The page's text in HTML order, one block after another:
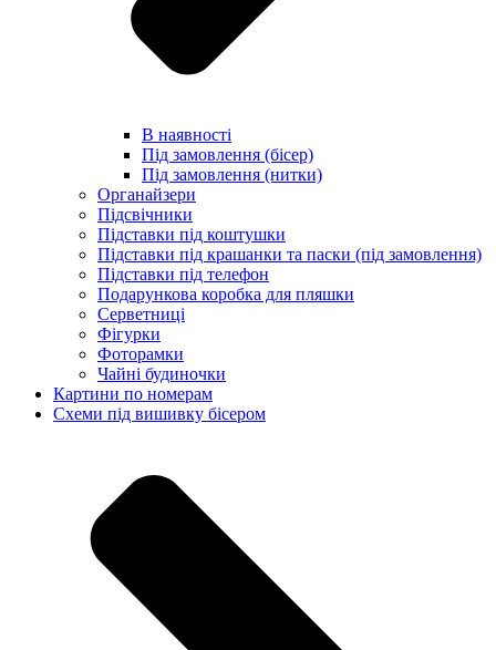
В наявності
Під замовлення (бісер)
Під замовлення (нитки)
Органайзери
Підсвічники
Підставки під коштушки
Підставки під крашанки та паски (під замовлення)
Підставки під телефон
Подарункова коробка для пляшки
Серветниці
Фігурки
Фоторамки
Чайні будиночки
Картини по номерам
Схеми під вишивку бісером